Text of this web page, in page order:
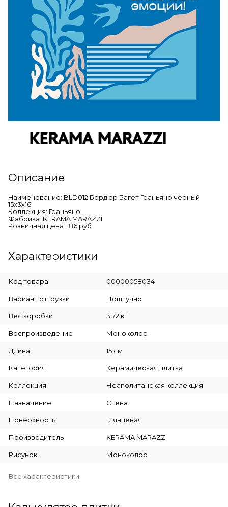
Описание
Наименование: BLD012 Бордюр Багет Граньяно черный
15х3х16
Коллекция: Граньяно
Фабрика: KERAMA MARAZZI
Розничная цена: 186 руб.
Характеристики
Код товара 00000058034
Вариант отгрузки Поштучно
Вес коробки 3.72 кг
Воспроизведение Моноколор
Длина 15 см
Категория Керамическая плитка
Коллекция Неаполитанская коллекция
Назначение Стена
Поверхность Глянцевая
Производитель KERAMA MARAZZI
Рисунок Моноколор
Все характеристики